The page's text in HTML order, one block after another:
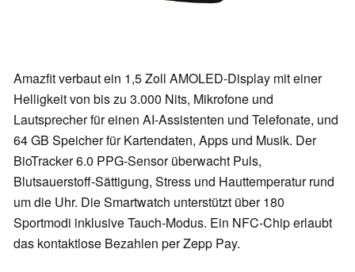
Amazfit verbaut ein 1,5 Zoll AMOLED-Display mit einer
Helligkeit von bis zu 3.000 Nits, Mikrofone und
Lautsprecher für einen AI-Assistenten und Telefonate, und
64 GB Speicher für Kartendaten, Apps und Musik. Der
BioTracker 6.0 PPG-Sensor überwacht Puls,
Blutsauerstoff-Sättigung, Stress und Hauttemperatur rund
um die Uhr. Die Smartwatch unterstützt über 180
Sportmodi inklusive Tauch-Modus. Ein NFC-Chip erlaubt
das kontaktlose Bezahlen per Zepp Pay.